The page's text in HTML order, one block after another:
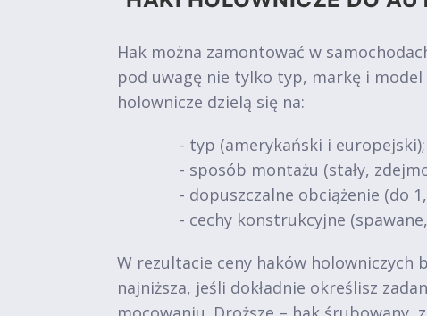
Hak można zamontować w
pod uwagę nie tylko typ, markę i
holownicze dzielą się na:
- typ (amerykański i europejski);
- sposób montażu (stały,
- dopuszczalne obciążenie (do
- cechy konstrukcyjne
W rezultacie ceny haków holowniczych
najniższa, jeśli dokładnie określisz